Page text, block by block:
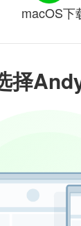
择
macOS下